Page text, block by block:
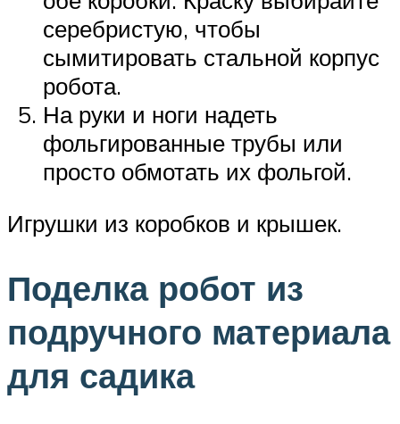
серебристую, чтобы
сымитировать стальной корпус
робота.
На руки и ноги надеть
фольгированные трубы или
просто обмотать их фольгой.
Игрушки из коробков и крышек.
Поделка робот из
подручного материала
для садика